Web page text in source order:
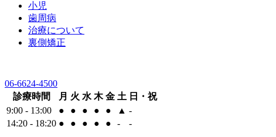
小児
歯周病
治療について
裏側矯正
06-6624-4500
診療時間
月 火 水 木 金 土 日・祝
9:00 - 13:00
● ● ● ● ● ▲ -
14:20 - 18:20 ● ● ● ● ● - -